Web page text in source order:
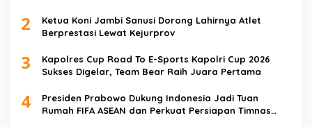
2
Ketua Koni Jambi Sanusi Dorong Lahirnya Atlet
Berprestasi Lewat Kejurprov
3
Kapolres Cup Road To E-Sports Kapolri Cup 2026
Sukses Digelar, Team Bear Raih Juara Pertama
4
Presiden Prabowo Dukung Indonesia Jadi Tuan
Rumah FIFA ASEAN dan Perkuat Persiapan Timnas